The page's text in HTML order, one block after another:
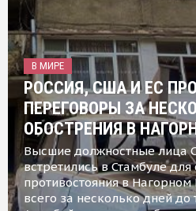
В МИРЕ
РОССИЯ, США И ЕС
ПЕРЕГОВОРЫ ЗА
ОБОСТРЕНИЯ В
Высшие должностные лица
встретились в Стамбуле
противостояния в
всего за несколько дней до